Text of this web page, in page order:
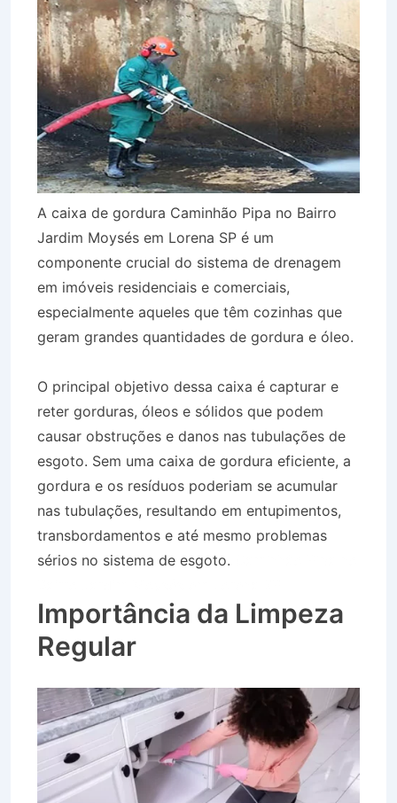
A caixa de gordura Caminhão Pipa no Bairro
Jardim Moysés em Lorena SP é um
componente crucial do sistema de drenagem
em imóveis residenciais e comerciais,
especialmente aqueles que têm cozinhas que
geram grandes quantidades de gordura e óleo.
O principal objetivo dessa caixa é capturar e
reter gorduras, óleos e sólidos que podem
causar obstruções e danos nas tubulações de
esgoto. Sem uma caixa de gordura eficiente, a
gordura e os resíduos poderiam se acumular
nas tubulações, resultando em entupimentos,
transbordamentos e até mesmo problemas
sérios no sistema de esgoto.
Importância da Limpeza
Regular